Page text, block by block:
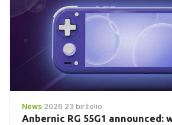
News·2026 23 birželio
Anbernic RG 55G1 announced: